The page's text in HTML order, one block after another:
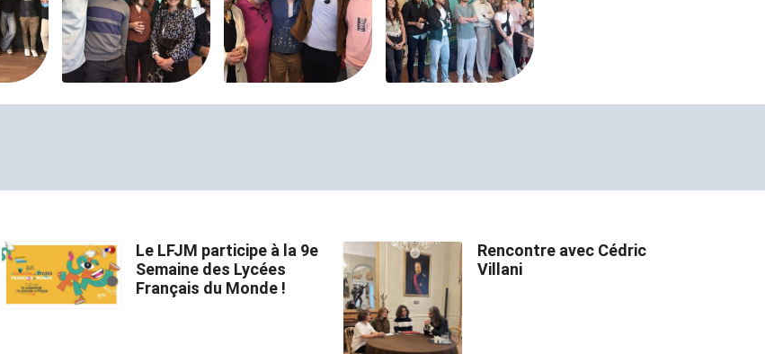
Le LFJM participe à la 9e
Semaine des Lycées
Français du Monde !
Rencontre avec Cédric
Villani